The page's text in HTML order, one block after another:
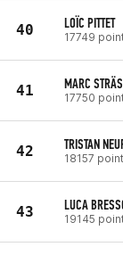
40 LOÏC PITTET
17749
41 MARC
17750
42 TRISTAN
18157
43 LUCA
19145